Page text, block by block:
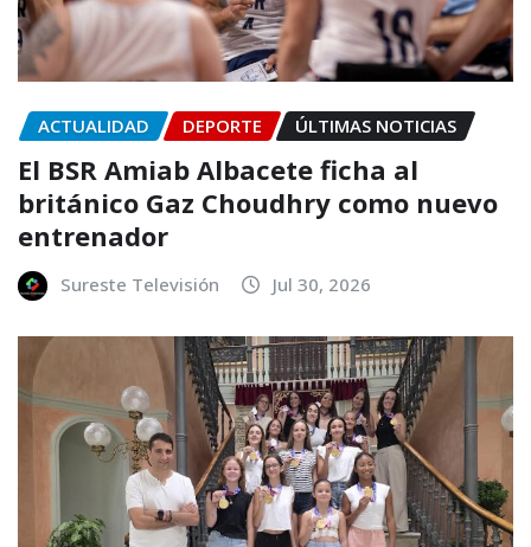
ACTUALIDAD DEPORTE ÚLTIMAS NOTICIAS
El BSR Amiab Albacete ficha al
británico Gaz Choudhry como nuevo
entrenador
Sureste Televisión Jul 30, 2026